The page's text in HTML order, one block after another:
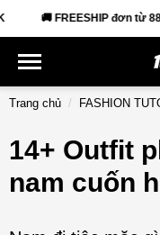
đơn từ 88K
Trang chủ FASHION
14+ Outfit
nam cuốn